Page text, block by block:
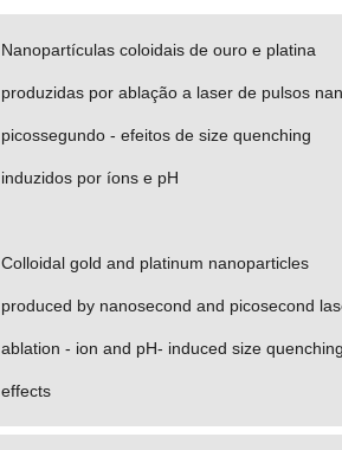
Nanopartículas coloidais de ouro e platina
produzidas por ablação a laser de pulsos
picossegundo - efeitos de size quenching
induzidos por íons e pH
Colloidal gold and platinum nanoparticles
produced by nanosecond and picosecond
ablation - ion and pH- induced size
effects